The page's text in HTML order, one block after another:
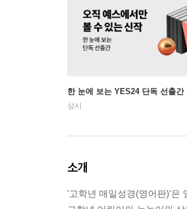
한 눈에 보는 YES24 단독 선출간
상시
소개
'고학년 매일성경(영어판)'은